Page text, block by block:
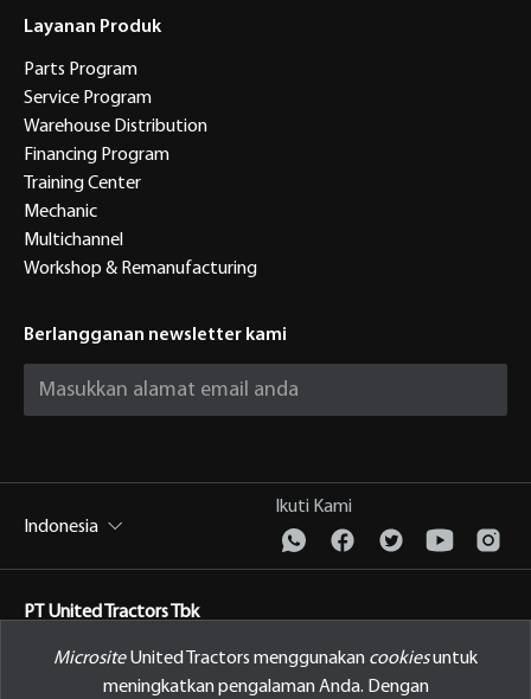
MicrositeUnited Tractors menggunakan cookiesuntuk
meningkatkan pengalaman Anda. Dengan
Layanan Produk
Parts Program
Service Program
Warehouse Distribution
Financing Program
Training Center
Mechanic
Multichannel
Workshop & Remanufacturing
Berlangganan newsletter kami
Indonesia
Ikuti Kami
PT United Tractors Tbk
Kebijakan Privasi